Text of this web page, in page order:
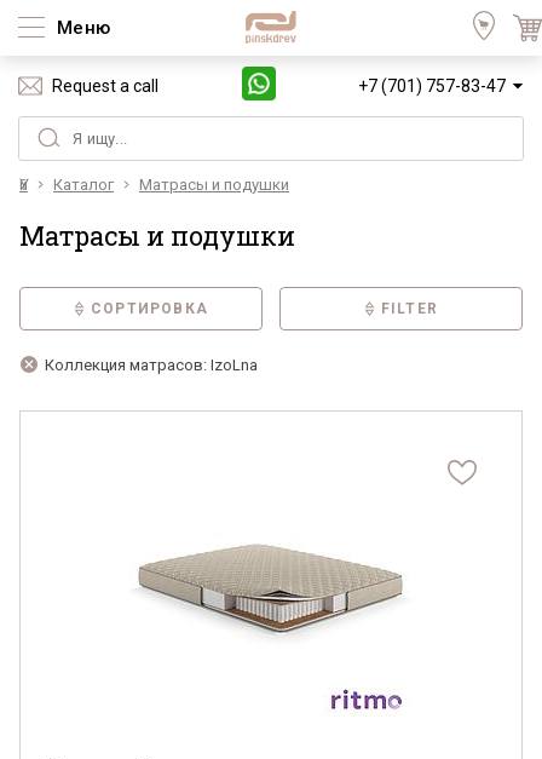
Меню
Request a call +7 (701) 757-83-47
Үй Каталог Матрасы и подушки
Матрасы и подушки
СОРТИРОВКА FILTER
Коллекция матрасов: IzoLna